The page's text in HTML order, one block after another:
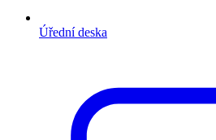
Úřední deska